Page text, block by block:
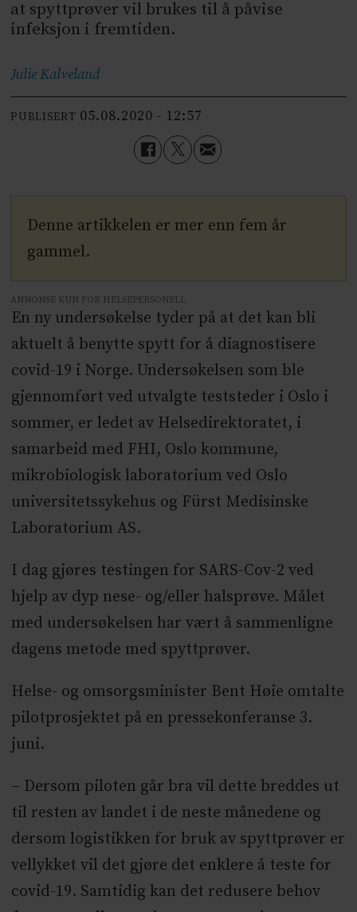
at spyttprøver vil brukes til å påvise
infeksjon i fremtiden.
JulieKalveland
PUBLISERT 05.08.2020 - 12:57
Denne artikkelen er mer enn fem år
gammel.
ANNONSE KUN FOR HELSEPERSONELL
En ny undersøkelse tyder på at det kan bli
aktuelt å benytte spytt for å diagnostisere
covid-19 i Norge. Undersøkelsen som ble
gjennomført ved utvalgte teststeder i Oslo i
sommer, er ledet av Helsedirektoratet, i
samarbeid med FHI, Oslo kommune,
mikrobiologisk laboratorium ved Oslo
universitetssykehus og Fürst Medisinske
Laboratorium AS.
I dag gjøres testingen for SARS-Cov-2 ved
hjelp av dyp nese- og/eller halsprøve. Målet
med undersøkelsen har vært å sammenligne
dagens metode med spyttprøver.
Helse- og omsorgsminister Bent Høie omtalte
pilotprosjektet på en pressekonferanse 3.
juni.
– Dersom piloten går bra vil dette breddes ut
til resten av landet i de neste månedene og
dersom logistikken for bruk av spyttprøver er
vellykket vil det gjøre det enklere å teste for
covid-19. Samtidig kan det redusere behov